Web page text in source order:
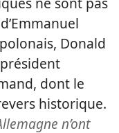
Donald
dont le
historique.
n’ont